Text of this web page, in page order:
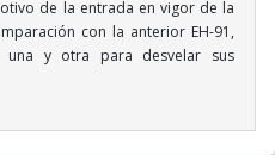
de la entrada en vigor de la
con la anterior EH-91,
una y otra para desvelar sus